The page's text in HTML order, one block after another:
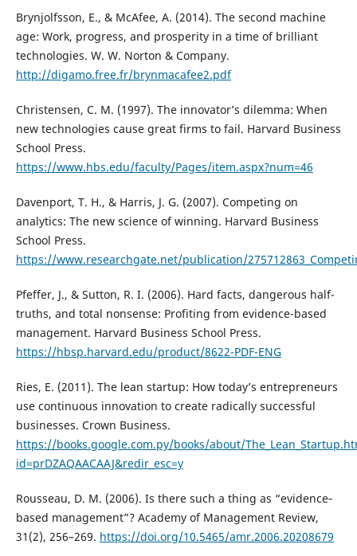
Brynjolfsson, E., & McAfee, A. (2014). The second machine
age: Work, progress, and prosperity in a time of brilliant
technologies. W. W. Norton & Company.
http://digamo.free.fr/brynmacafee2.pdf
Christensen, C. M. (1997). The innovator’s dilemma: When
new technologies cause great firms to fail. Harvard Business
School Press.
https://www.hbs.edu/faculty/Pages/item.aspx?num=46
Davenport, T. H., & Harris, J. G. (2007). Competing on
analytics: The new science of winning. Harvard Business
School Press.
https://www.researchgate.net/publication/
Pfeffer, J., & Sutton, R. I. (2006). Hard facts, dangerous half-
truths, and total nonsense: Profiting from evidence-based
management. Harvard Business School Press.
https://hbsp.harvard.edu/product/8622-PDF-ENG
Ries, E. (2011). The lean startup: How today’s entrepreneurs
use continuous innovation to create radically successful
businesses. Crown Business.
https://books.google.com.py/books/about/
id=prDZAQAACAAJ&redir_esc=y
Rousseau, D. M. (2006). Is there such a thing as “evidence‐
based management”? Academy of Management Review,
31(2), 256–269. https://doi.org/10.5465/amr.2006.20208679